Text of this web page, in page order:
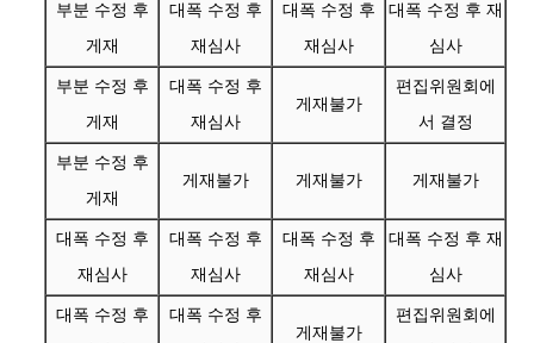
부분 수정 후
게재
대폭 수정 후
재심사
대폭 수정 후
재심사
대폭 수정 후 재
심사
부분 수정 후
게재
대폭 수정 후
재심사
게재불가
편집위원회에
서 결정
부분 수정 후
게재
게재불가 게재불가 게재불가
대폭 수정 후
재심사
대폭 수정 후
재심사
대폭 수정 후
재심사
대폭 수정 후 재
심사
대폭 수정 후
대폭 수정 후
게재불가
편집위원회에